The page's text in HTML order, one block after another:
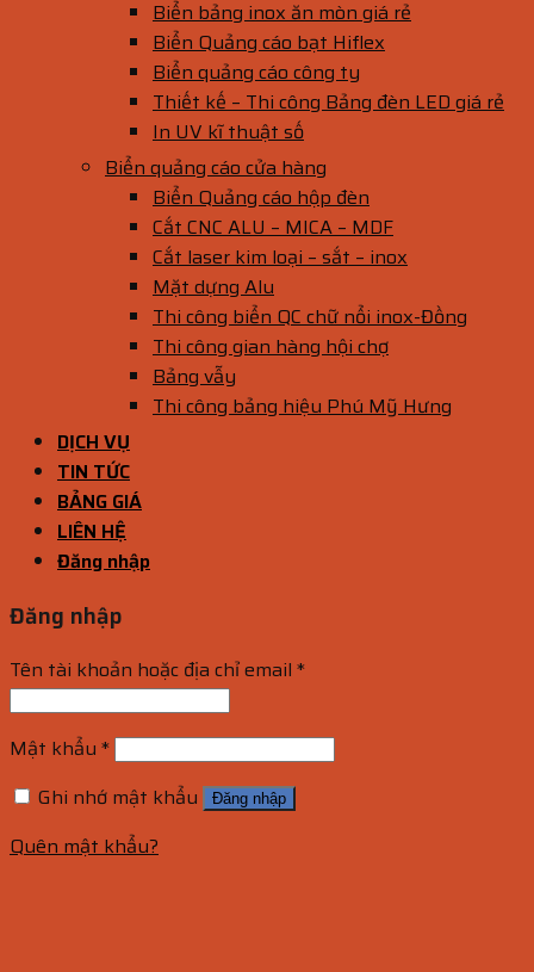
Biển bảng inox ăn mòn giá rẻ
Biển Quảng cáo bạt Hiflex
Biển quảng cáo công ty
Thiết kế – Thi công Bảng đèn LED giá rẻ
In UV kĩ thuật số
Biển quảng cáo cửa hàng
Biển Quảng cáo hộp đèn
Cắt CNC ALU – MICA – MDF
Cắt laser kim loại – sắt – inox
Mặt dựng Alu
Thi công biển QC chữ nổi inox-Đồng
Thi công gian hàng hội chợ
Bảng vẫy
Thi công bảng hiệu Phú Mỹ Hưng
DỊCH VỤ
TIN TỨC
BẢNG GIÁ
LIÊN HỆ
Đăng nhập
Đăng nhập
Tên tài khoản hoặc địa chỉ email *
Mật khẩu *
Ghi nhớ mật khẩu
Đăng nhập
Quên mật khẩu?